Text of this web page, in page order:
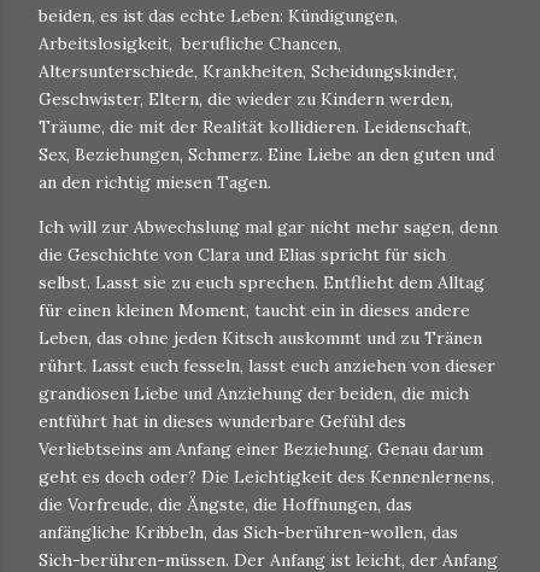
beiden, es ist das echte Leben: Kündigungen,
Arbeitslosigkeit, berufliche Chancen,
Altersunterschiede, Krankheiten, Scheidungskinder,
Geschwister, Eltern, die wieder zu Kindern werden,
Träume, die mit der Realität kollidieren. Leidenschaft,
Sex, Beziehungen, Schmerz. Eine Liebe an den guten und
an den richtig miesen Tagen.
Ich will zur Abwechslung mal gar nicht mehr sagen, denn
die Geschichte von Clara und Elias spricht für sich
selbst. Lasst sie zu euch sprechen. Entflieht dem Alltag
für einen kleinen Moment, taucht ein in dieses andere
Leben, das ohne jeden Kitsch auskommt und zu Tränen
rührt. Lasst euch fesseln, lasst euch anziehen von dieser
grandiosen Liebe und Anziehung der beiden, die mich
entführt hat in dieses wunderbare Gefühl des
Verliebtseins am Anfang einer Beziehung. Genau darum
geht es doch oder? Die Leichtigkeit des Kennenlernens,
die Vorfreude, die Ängste, die Hoffnungen, das
anfängliche Kribbeln, das Sich-berühren-wollen, das
Sich-berühren-müssen. Der Anfang ist leicht, der Anfang